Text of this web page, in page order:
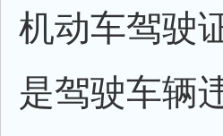
机动车驾驶
是驾驶车辆